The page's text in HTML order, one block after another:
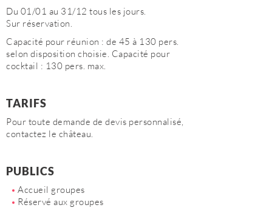
Du 01/01 au 31/12 tous les jours.
Sur réservation.
Capacité pour réunion : de 45 à 130 pers.
selon disposition choisie. Capacité pour
cocktail : 130 pers. max.
TARIFS
Pour toute demande de devis personnalisé,
contactez le château.
PUBLICS
Accueil groupes
Réservé aux groupes